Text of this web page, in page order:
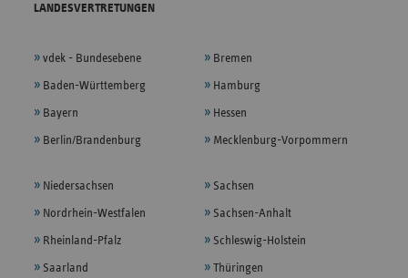
LANDESVERTRETUNGEN
vdek - Bundesebene
Baden-Württemberg
Bayern
Berlin/Brandenburg
Bremen
Hamburg
Hessen
Mecklenburg-Vorpommern
Niedersachsen
Nordrhein-Westfalen
Rheinland-Pfalz
Saarland
Sachsen
Sachsen-Anhalt
Schleswig-Holstein
Thüringen